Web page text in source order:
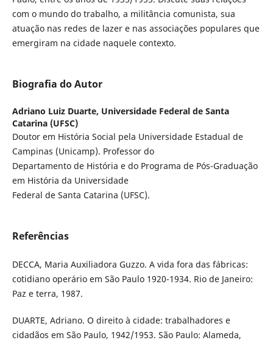
com o mundo do trabalho, a militância comunista, sua
atuação nas redes de lazer e nas associações populares que
emergiram na cidade naquele contexto.
Biografia do Autor
Adriano Luiz Duarte, Universidade Federal de Santa
Catarina (UFSC)
Doutor em História Social pela Universidade Estadual de
Campinas (Unicamp). Professor do
Departamento de História e do Programa de Pós-Graduação
em História da Universidade
Federal de Santa Catarina (UFSC).
Referências
DECCA, Maria Auxiliadora Guzzo. A vida fora das fábricas:
cotidiano operário em São Paulo 1920-1934. Rio de Janeiro:
Paz e terra, 1987.
DUARTE, Adriano. O direito à cidade: trabalhadores e
cidadãos em São Paulo, 1942/1953. São Paulo: Alameda,